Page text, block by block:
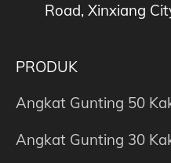
Road, Xinxiang
PRODUK
Angkat Gunting 50
Angkat Gunting 30